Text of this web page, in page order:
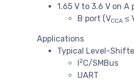
1.65 V to 3.6 V on A
B port (VCCA ≤
Applications
Typical Level-
I2C/SMBus
UART